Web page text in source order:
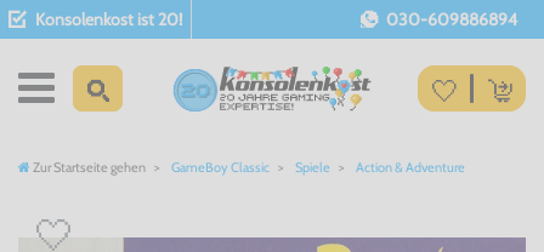
Konsolenkost ist 20! 030-609886894
Zur Startseite gehen GameBoy Classic Spiele Action & Adventure